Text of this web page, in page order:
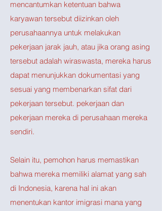
mencantumkan ketentuan bahwa
karyawan tersebut diizinkan oleh
perusahaannya untuk melakukan
pekerjaan jarak jauh, atau jika orang asing
tersebut adalah wiraswasta, mereka harus
dapat menunjukkan dokumentasi yang
sesuai yang membenarkan sifat dari
pekerjaan tersebut. pekerjaan dan
pekerjaan mereka di perusahaan mereka
sendiri.
Selain itu, pemohon harus memastikan
bahwa mereka memiliki alamat yang sah
di Indonesia, karena hal ini akan
menentukan kantor imigrasi mana yang